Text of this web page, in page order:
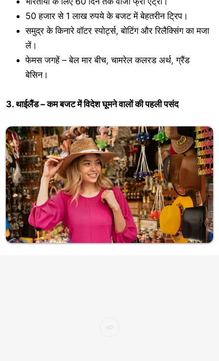
50 हजार से 1 लाख रुपये के बजट में बेहतरीन ट्रिप।
समुद्र के किनारे वॉटर स्पोर्ट्स, बोटिंग और रिलैक्सिंग का मजा
लें।
फेमस जगहें – बेल मार बीच, चामरेल कलरड अर्थ, ग्रैंड
बेसिन।
3. थाईलैंड – कम बजट में विदेश घूमने वालों की पहली पसंद